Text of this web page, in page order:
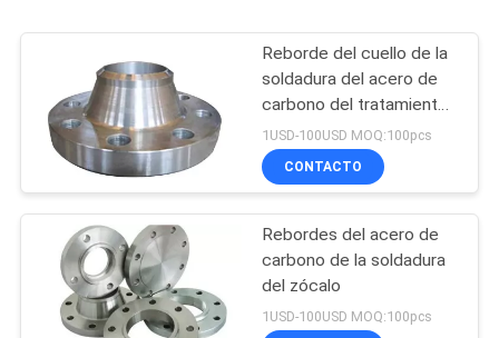
Reborde del cuello de la
soldadura del acero de
carbono del tratamiento
térmico
1USD-100USD MOQ:100pcs
CONTACTO
Rebordes del acero de
carbono de la soldadura
del zócalo
1USD-100USD MOQ:100pcs